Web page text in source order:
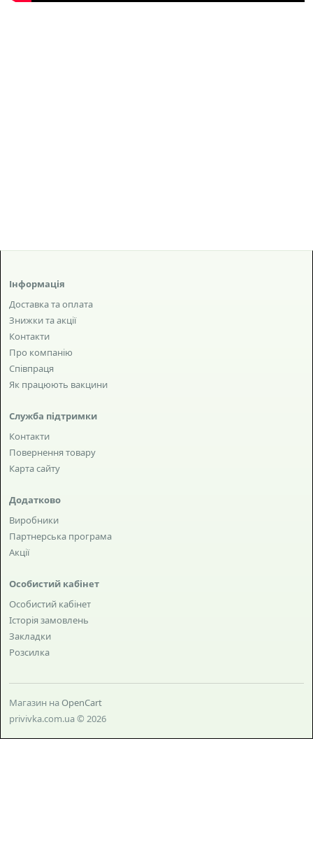
Інформація
Доставка та оплата
Знижки та акції
Контакти
Про компанію
Співпраця
Як працюють вакцини
Служба підтримки
Контакти
Повернення товару
Карта сайту
Додатково
Виробники
Партнерська програма
Акції
Особистий кабінет
Особистий кабінет
Історія замовлень
Закладки
Розсилка
Магазин на OpenCart
privivka.com.ua © 2026